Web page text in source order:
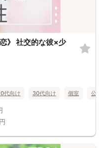
》 社交的な彼×少
代向け 30代向け 個室 公